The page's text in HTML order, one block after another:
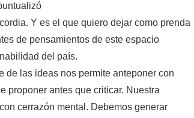
Y es el que quiero dejar como prenda
de pensamientos de este espacio
del país.
de las ideas nos permite anteponer con
proponer antes que criticar. Nuestra
cerrazón mental. Debemos generar